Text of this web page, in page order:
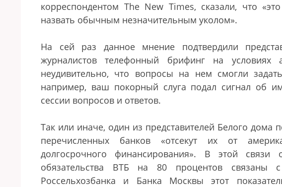
корреспондентом The New Times, сказали, что«
назвать обычным незначительным уколом».
На сей раз данное мнение подтвердили
журналистов телефонный брифинг на
неудивительно, что вопросы на нем смогли
например, ваш покорный слуга подал сигнал об
сессии вопросов и ответов.
Так или иначе, один из представителей Белого дома
перечисленных банков «отсекут их от
долгосрочного финансирования». В этой связи
обязательства ВТБ на 80 процентов связаны
Россельхозбанка и Банка Москвы этот